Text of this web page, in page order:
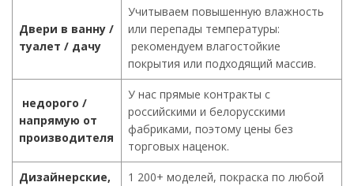
Двери в ванну /
туалет / дачу
Учитываем повышенную влажность
или перепады температуры:
рекомендуем влагостойкие
покрытия или подходящий массив.
недорого /
напрямую от
производителя
У нас прямые контракты с
российскими и белорусскими
фабриками, поэтому цены без
торговых наценок.
Дизайнерские,
1 200+ моделей, покраска по любой